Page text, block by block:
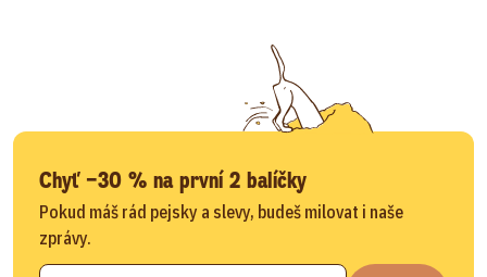
Chyť −30 % na první 2 balíčky
Pokud máš rád pejsky a slevy, budeš milovat i naše
zprávy.